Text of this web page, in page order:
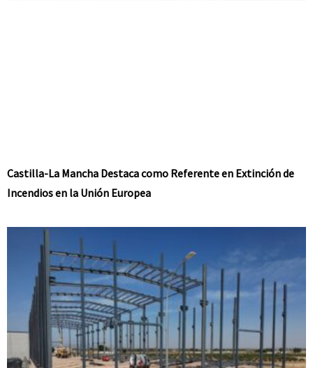
Castilla-La Mancha Destaca como Referente en Extinción de
Incendios en la Unión Europea